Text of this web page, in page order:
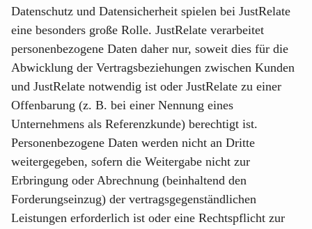
Datenschutz und Datensicherheit spielen bei JustRelate
eine besonders große Rolle. JustRelate verarbeitet
personenbezogene Daten daher nur, soweit dies für die
Abwicklung der Vertragsbeziehungen zwischen Kunden
und JustRelate notwendig ist oder JustRelate zu einer
Offenbarung (z. B. bei einer Nennung eines
Unternehmens als Referenzkunde) berechtigt ist.
Personenbezogene Daten werden nicht an Dritte
weitergegeben, sofern die Weitergabe nicht zur
Erbringung oder Abrechnung (beinhaltend den
Forderungseinzug) der vertragsgegenständlichen
Leistungen erforderlich ist oder eine Rechtspflicht zur